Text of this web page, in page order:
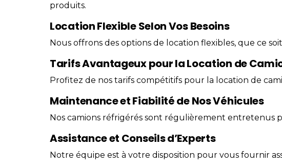
produits.
Location Flexible Selon Vos Besoins
Nous offrons des options de location flexibles, que ce
Tarifs Avantageux pour la Location de
Profitez de nos tarifs compétitifs pour la location de
Maintenance et Fiabilité de Nos Véhicules
Nos camions réfrigérés sont régulièrement entretenus
Assistance et Conseils d’Experts
Notre équipe est à votre disposition pour vous fournir